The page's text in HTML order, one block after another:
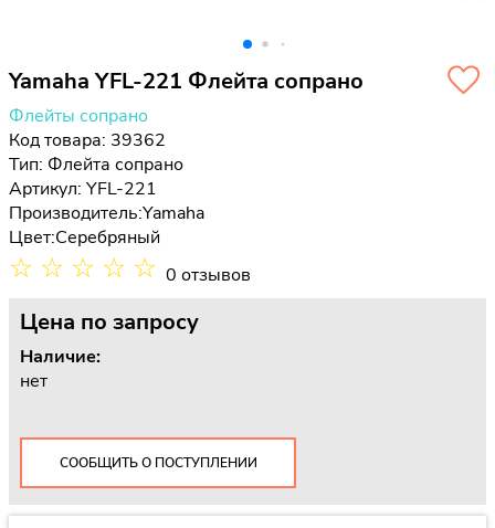
Yamaha YFL-221 Флейта сопрано
Флейты сопрано
Код товара: 39362
Тип: Флейта сопрано
Артикул: YFL-221
Производитель:Yamaha
Цвет:Серебряный
☆ ☆ ☆ ☆ ☆ 0 отзывов
Цена по запросу
Наличие:
нет
СООБЩИТЬ О ПОСТУПЛЕНИИ